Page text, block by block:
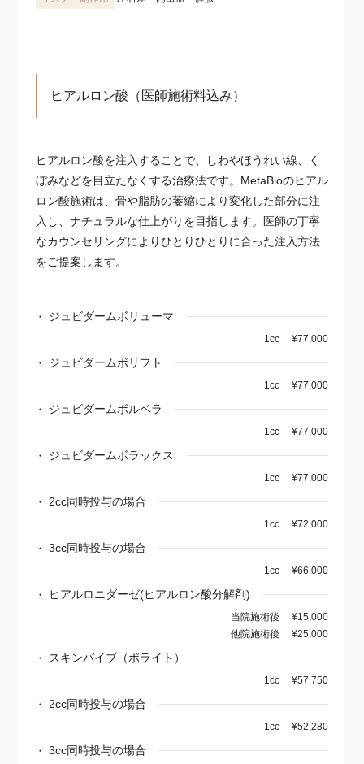
ヒアルロン酸 （医師施術料込み）
ヒアルロン酸を注入することで、しわやほうれい線、く
ぼみなどを目立たなくする治療法です。MetaBioのヒアル
ロン酸施術は、骨や脂肪の萎縮により変化した部分に注
入し、ナチュラルな仕上がりを目指します。医師の丁寧
なカウンセリングによりひとりひとりに合った注入方法
をご提案します。
ジュビダームボリューマ
1cc ¥77,000
ジュビダームボリフト
1cc ¥77,000
ジュビダームボルベラ
1cc ¥77,000
ジュビダームボラックス
1cc ¥77,000
2cc同時投与の場合
1cc ¥72,000
3cc同時投与の場合
1cc ¥66,000
ヒアルロニダーゼ(ヒアルロン酸分解剤)
当院施術後
¥15,000
他院施術後
¥25,000
スキンバイブ（ボライト）
1cc ¥57,750
2cc同時投与の場合
1cc ¥52,280
3cc同時投与の場合